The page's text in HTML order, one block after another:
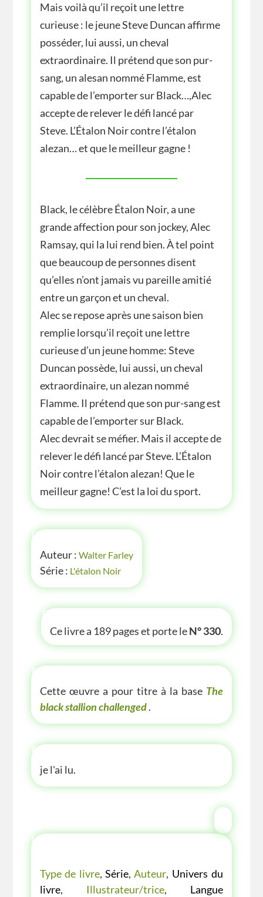
Mais voilà qu’il reçoit une lettre
curieuse : le jeune Steve Duncan affirme
posséder, lui aussi, un cheval
extraordinaire. Il prétend que son pur-
sang, un alesan nommé Flamme, est
capable de l’emporter sur Black…,Alec
accepte de relever le défi lancé par
Steve. L’Étalon Noir contre l’étalon
alezan… et que le meilleur gagne !
Black, le célèbre Étalon Noir, a une
grande affection pour son jockey, Alec
Ramsay, qui la lui rend bien. À tel point
que beaucoup de personnes disent
qu’elles n’ont jamais vu pareille amitié
entre un garçon et un cheval.
Alec se repose après une saison bien
remplie lorsqu’il reçoit une lettre
curieuse d’un jeune homme: Steve
Duncan possède, lui aussi, un cheval
extraordinaire, un alezan nommé
Flamme. Il prétend que son pur-sang est
capable de l’emporter sur Black.
Alec devrait se méfier. Mais il accepte de
relever le défi lancé par Steve. L’Étalon
Noir contre l’étalon alezan! Que le
meilleur gagne! C’est la loi du sport.
INFOS
Auteur : Walter Farley
Série : L'étalon Noir
P'TITE INFOS
Ce livre a 189 pages et porte leN° 330.
P'TITE(S) INFOS SUR LE LIVRE
Cette œuvre a pour titre à la base The
black stallion challenged.
P'TITE ANECDOTE
je l'ai lu.
LES P'TITES LISTES DES BIBLIOTHÈQUE
Type de livre, Série, Auteur, Univers du
livre, Illustrateur/trice, Langue